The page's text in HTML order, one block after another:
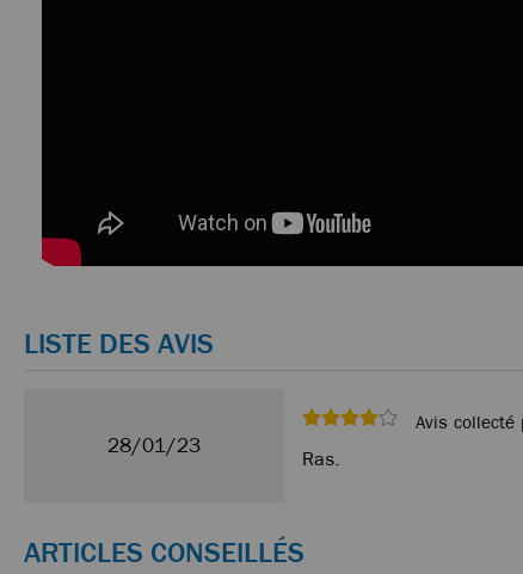
LISTE DES AVIS
28/01/23
Avis collecté
Ras.
ARTICLES CONSEILLÉS